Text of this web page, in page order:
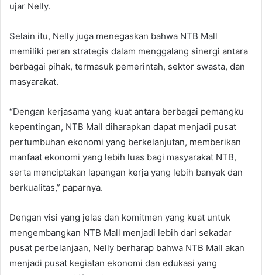
ujar Nelly.
Selain itu, Nelly juga menegaskan bahwa NTB Mall
memiliki peran strategis dalam menggalang sinergi antara
berbagai pihak, termasuk pemerintah, sektor swasta, dan
masyarakat.
“Dengan kerjasama yang kuat antara berbagai pemangku
kepentingan, NTB Mall diharapkan dapat menjadi pusat
pertumbuhan ekonomi yang berkelanjutan, memberikan
manfaat ekonomi yang lebih luas bagi masyarakat NTB,
serta menciptakan lapangan kerja yang lebih banyak dan
berkualitas,” paparnya.
Dengan visi yang jelas dan komitmen yang kuat untuk
mengembangkan NTB Mall menjadi lebih dari sekadar
pusat perbelanjaan, Nelly berharap bahwa NTB Mall akan
menjadi pusat kegiatan ekonomi dan edukasi yang